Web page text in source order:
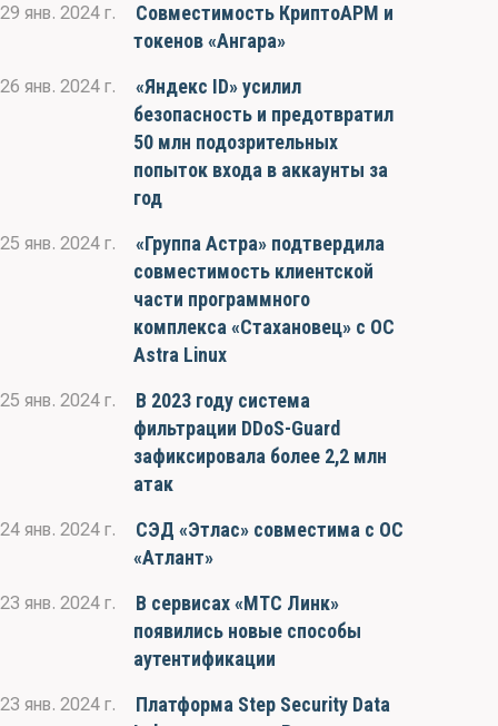
29 янв. 2024 г.
Совместимость КриптоАРМ и
токенов «Ангара»
26 янв. 2024 г.
«Яндекс ID» усилил
безопасность и предотвратил
50 млн подозрительных
попыток входа в аккаунты за
год
25 янв. 2024 г.
«Группа Астра» подтвердила
совместимость клиентской
части программного
комплекса «Стахановец» с ОС
Astra Linux
25 янв. 2024 г.
В 2023 году система
фильтрации DDoS-Guard
зафиксировала более 2,2 млн
атак
24 янв. 2024 г.
СЭД «Этлас» совместима с ОС
«Атлант»
23 янв. 2024 г.
В сервисах «МТС Линк»
появились новые способы
аутентификации
23 янв. 2024 г.
Платформа Step Security Data